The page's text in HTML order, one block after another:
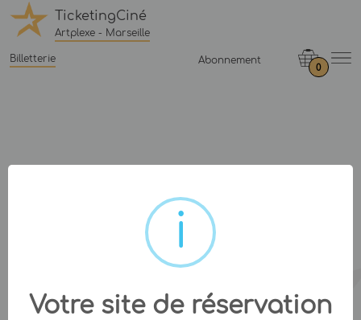
TicketingCiné
Artplexe - Marseille
Billetterie Abonnement
0
Votre site de réservation